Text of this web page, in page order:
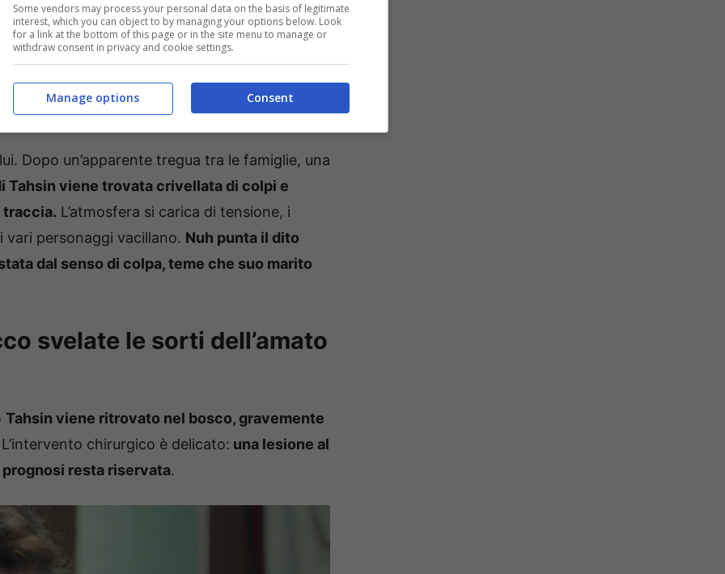
una famiglia divisa da rivalità, bugie e amori
che affonda nel passato e che, puntata dopo
catalizzare l’attenzione in questi giorni è
ora in bilico tra la vita e la morte.
Dopo un’apparente tregua tra le famiglie, una
Tahsin viene trovata crivellata di colpi e
traccia. L’atmosfera si carica di tensione, i
vari personaggi vacillano. Nuh punta il dito
dal senso di colpa, teme che suo marito
svelate le sorti dell’amato
Tahsin viene ritrovato nel bosco, gravemente
L’intervento chirurgico è delicato: una lesione al
resta riservata.
Some vendors may process your personal data on the basis of legitimate
interest, which you can object to by managing your options below. Look
for a link at the bottom of this page or in the site menu to manage or
withdraw consent in privacy and cookie settings.
Consent
Manage options